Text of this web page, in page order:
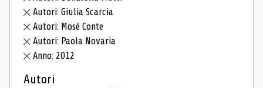
Autori: Giulia Scarcia
Autori: Mosé Conte
Autori: Paola Novaria
Anno: 2012
Autori